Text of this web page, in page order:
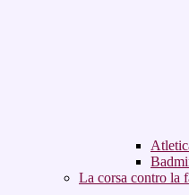
La corsa contro la